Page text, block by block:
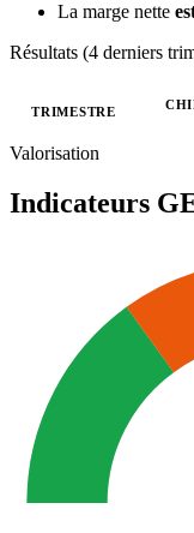
La marge nette
Résultats (4 derniers
Valeurs trimestrielles
TRIMESTRE
Valorisation
Indicateurs